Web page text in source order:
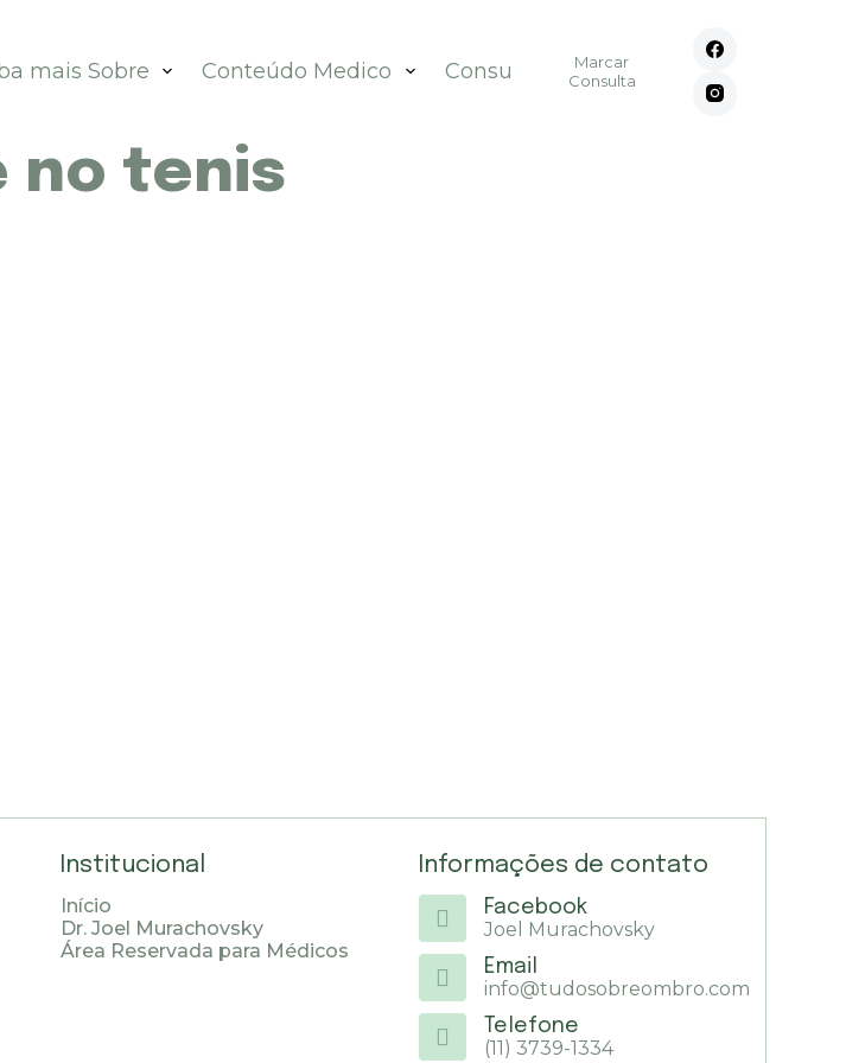
mais Sobre Conteúdo Medico Consultórios Contato
Marcar
Consulta
no tenis
Institucional
Início
Dr. Joel Murachovsky
Área Reservada para Médicos
Informações de contato
Facebook
Joel Murachovsky
Email
info@tudosobreombro.com
Telefone
(11) 3739-1334